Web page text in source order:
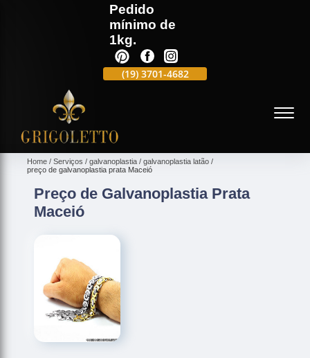
Pedido
mínimo de
1kg.
(19) 3701-4682 (19)
Home Serviços galvanoplastia
galvanoplastia latão
preço de galvanoplastia prata Maceió
Preço de Galvanoplastia Prata
Maceió